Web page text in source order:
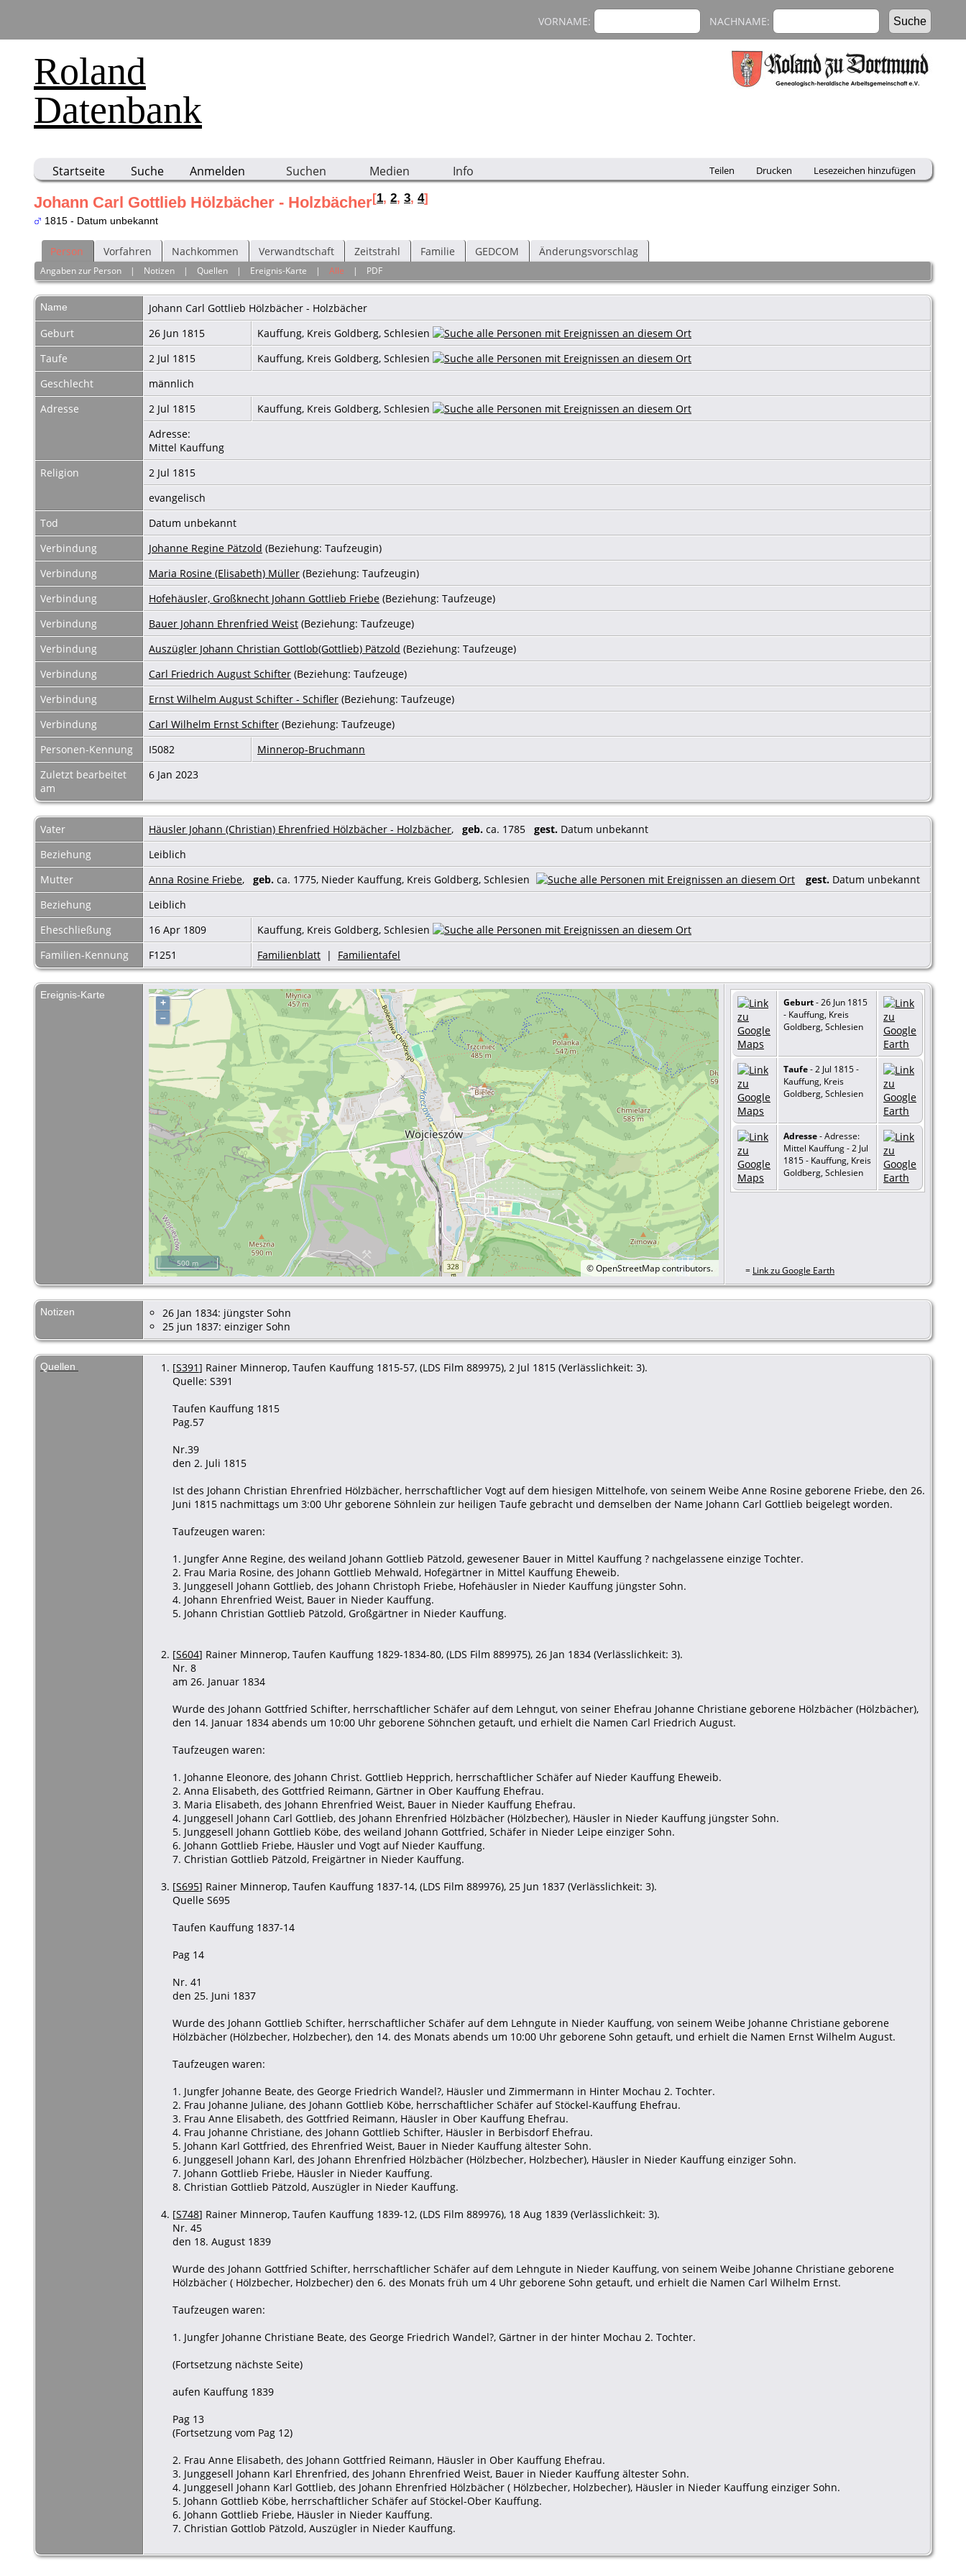
Roland
Datenbank
VORNAME: NACHNAME:
Startseite Suche Anmelden Suchen Medien Info Teilen Drucken Lesezeichen hinzufügen
Johann Carl Gottlieb Hölzbächer - Holzbächer[1, 2, 3, 4]
1815 - Datum unbekannt
Person Vorfahren Nachkommen Verwandtschaft Zeitstrahl Familie GEDCOM Änderungsvorschlag
Angaben zur Person | Notizen |Quellen | Ereignis-Karte |Alle | PDF
Name Johann Carl Gottlieb Hölzbächer - Holzbächer
Geburt
26 Jun 1815
Kauffung, Kreis Goldberg, Schlesien
Taufe
2 Jul 1815
Kauffung, Kreis Goldberg, Schlesien
Geschlecht
männlich
Adresse
2 Jul 1815
Kauffung, Kreis Goldberg, Schlesien
Adresse:
Mittel Kauffung
Religion
2 Jul 1815
evangelisch
Tod
Datum unbekannt
Verbindung
Johanne Regine Pätzold (Beziehung: Taufzeugin)
Verbindung
Maria Rosine (Elisabeth) Müller (Beziehung: Taufzeugin)
Verbindung
Hofehäusler, Großknecht Johann Gottlieb Friebe (Beziehung: Taufzeuge)
Verbindung
Bauer Johann Ehrenfried Weist (Beziehung: Taufzeuge)
Verbindung
Auszügler Johann Christian Gottlob(Gottlieb) Pätzold (Beziehung: Taufzeuge)
Verbindung
Carl Friedrich August Schifter (Beziehung: Taufzeuge)
Verbindung
Ernst Wilhelm August Schifter - Schifler (Beziehung: Taufzeuge)
Verbindung
Carl Wilhelm Ernst Schifter (Beziehung: Taufzeuge)
Personen-Kennung
I5082
Minnerop-Bruchmann
Zuletzt bearbeitet
am
6 Jan 2023
Vater Häusler Johann (Christian) Ehrenfried Hölzbächer - Holzbächer, geb. ca. 1785 gest. Datum unbekannt
Beziehung
Leiblich
Mutter
Anna Rosine Friebe, geb. ca. 1775, Nieder Kauffung, Kreis Goldberg, Schlesien gest. Datum unbekannt
Beziehung
Leiblich
Eheschließung
16 Apr 1809
Kauffung, Kreis Goldberg, Schlesien
Familien-Kennung
F1251 Familienblatt | Familientafel
Ereignis-Karte
+
–
©OpenStreetMapcontributors.
500 m
Geburt- 26 Jun 1815
- Kauffung, Kreis
Goldberg, Schlesien
Taufe- 2 Jul 1815 -
Kauffung, Kreis
Goldberg, Schlesien
Adresse- Adresse:
Mittel Kauffung - 2 Jul
1815 - Kauffung, Kreis
Goldberg, Schlesien
= Link zu Google Earth
Notizen
26 Jan 1834: jüngster Sohn
25 jun 1837: einziger Sohn
Quellen [S391] Rainer Minnerop, Taufen Kauffung 1815-57, (LDS Film 889975), 2 Jul 1815 (Verlässlichkeit: 3).
Quelle: S391
Taufen Kauffung 1815
Pag.57
Nr.39
den 2. Juli 1815
Ist des Johann Christian Ehrenfried Hölzbächer, herrschaftlicher Vogt auf dem hiesigen Mittelhofe, von seinem Weibe Anne Rosine geborene Friebe, den 26.
Juni 1815 nachmittags um 3:00 Uhr geborene Söhnlein zur heiligen Taufe gebracht und demselben der Name Johann Carl Gottlieb beigelegt worden.
Taufzeugen waren:
1. Jungfer Anne Regine, des weiland Johann Gottlieb Pätzold, gewesener Bauer in Mittel Kauffung ? nachgelassene einzige Tochter.
2. Frau Maria Rosine, des Johann Gottlieb Mehwald, Hofegärtner in Mittel Kauffung Eheweib.
3. Junggesell Johann Gottlieb, des Johann Christoph Friebe, Hofehäusler in Nieder Kauffung jüngster Sohn.
4. Johann Ehrenfried Weist, Bauer in Nieder Kauffung.
5. Johann Christian Gottlieb Pätzold, Großgärtner in Nieder Kauffung.
[S604] Rainer Minnerop, Taufen Kauffung 1829-1834-80, (LDS Film 889975), 26 Jan 1834 (Verlässlichkeit: 3).
Nr. 8
am 26. Januar 1834
Wurde des Johann Gottfried Schifter, herrschaftlicher Schäfer auf dem Lehngut, von seiner Ehefrau Johanne Christiane geborene Hölzbächer (Hölzbächer),
den 14. Januar 1834 abends um 10:00 Uhr geborene Söhnchen getauft, und erhielt die Namen Carl Friedrich August.
Taufzeugen waren:
1. Johanne Eleonore, des Johann Christ. Gottlieb Hepprich, herrschaftlicher Schäfer auf Nieder Kauffung Eheweib.
2. Anna Elisabeth, des Gottfried Reimann, Gärtner in Ober Kauffung Ehefrau.
3. Maria Elisabeth, des Johann Ehrenfried Weist, Bauer in Nieder Kauffung Ehefrau.
4. Junggesell Johann Carl Gottlieb, des Johann Ehrenfried Hölzbächer (Hölzbecher), Häusler in Nieder Kauffung jüngster Sohn.
5. Junggesell Johann Gottlieb Köbe, des weiland Johann Gottfried, Schäfer in Nieder Leipe einziger Sohn.
6. Johann Gottlieb Friebe, Häusler und Vogt auf Nieder Kauffung.
7. Christian Gottlieb Pätzold, Freigärtner in Nieder Kauffung.
[S695] Rainer Minnerop, Taufen Kauffung 1837-14, (LDS Film 889976), 25 Jun 1837 (Verlässlichkeit: 3).
Quelle S695
Taufen Kauffung 1837-14
Pag 14
Nr. 41
den 25. Juni 1837
Wurde des Johann Gottlieb Schifter, herrschaftlicher Schäfer auf dem Lehngute in Nieder Kauffung, von seinem Weibe Johanne Christiane geborene
Hölzbächer (Hölzbecher, Holzbecher), den 14. des Monats abends um 10:00 Uhr geborene Sohn getauft, und erhielt die Namen Ernst Wilhelm August.
Taufzeugen waren:
1. Jungfer Johanne Beate, des George Friedrich Wandel?, Häusler und Zimmermann in Hinter Mochau 2. Tochter.
2. Frau Johanne Juliane, des Johann Gottlieb Köbe, herrschaftlicher Schäfer auf Stöckel-Kauffung Ehefrau.
3. Frau Anne Elisabeth, des Gottfried Reimann, Häusler in Ober Kauffung Ehefrau.
4. Frau Johanne Christiane, des Johann Gottlieb Schifter, Häusler in Berbisdorf Ehefrau.
5. Johann Karl Gottfried, des Ehrenfried Weist, Bauer in Nieder Kauffung ältester Sohn.
6. Junggesell Johann Karl, des Johann Ehrenfried Hölzbächer (Hölzbecher, Holzbecher), Häusler in Nieder Kauffung einziger Sohn.
7. Johann Gottlieb Friebe, Häusler in Nieder Kauffung.
8. Christian Gottlieb Pätzold, Auszügler in Nieder Kauffung.
[S748] Rainer Minnerop, Taufen Kauffung 1839-12, (LDS Film 889976), 18 Aug 1839 (Verlässlichkeit: 3).
Nr. 45
den 18. August 1839
Wurde des Johann Gottfried Schifter, herrschaftlicher Schäfer auf dem Lehngute in Nieder Kauffung, von seinem Weibe Johanne Christiane geborene
Hölzbächer ( Hölzbecher, Holzbecher) den 6. des Monats früh um 4 Uhr geborene Sohn getauft, und erhielt die Namen Carl Wilhelm Ernst.
Taufzeugen waren:
1. Jungfer Johanne Christiane Beate, des George Friedrich Wandel?, Gärtner in der hinter Mochau 2. Tochter.
(Fortsetzung nächste Seite)
aufen Kauffung 1839
Pag 13
(Fortsetzung vom Pag 12)
2. Frau Anne Elisabeth, des Johann Gottfried Reimann, Häusler in Ober Kauffung Ehefrau.
3. Junggesell Johann Karl Ehrenfried, des Johann Ehrenfried Weist, Bauer in Nieder Kauffung ältester Sohn.
4. Junggesell Johann Karl Gottlieb, des Johann Ehrenfried Hölzbächer ( Hölzbecher, Holzbecher), Häusler in Nieder Kauffung einziger Sohn.
5. Johann Gottlieb Köbe, herrschaftlicher Schäfer auf Stöckel-Ober Kauffung.
6. Johann Gottlieb Friebe, Häusler in Nieder Kauffung.
7. Christian Gottlob Pätzold, Auszügler in Nieder Kauffung.